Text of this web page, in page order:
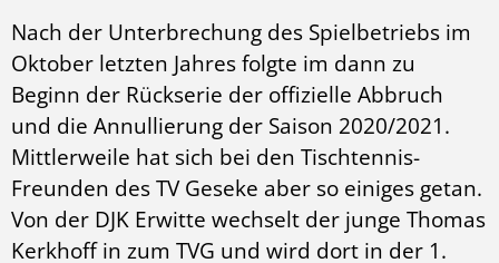
Nach der Unterbrechung des Spielbetriebs im
Oktober letzten Jahres folgte im dann zu
Beginn der Rückserie der offizielle Abbruch
und die Annullierung der Saison 2020/2021.
Mittlerweile hat sich bei den Tischtennis-
Freunden des TV Geseke aber so einiges getan.
Von der DJK Erwitte wechselt der junge Thomas
Kerkhoff in zum TVG und wird dort in der 1.